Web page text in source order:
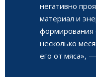
негативно
материал и
формирования
несколько
его от мяса»,